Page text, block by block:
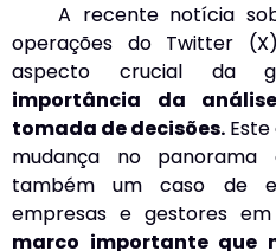
A recente notícia
operações do Twitter
aspecto crucial da
importância da
tomada de decisões.
mudança no panorama
também um caso de
empresas e gestores em
marco importante que